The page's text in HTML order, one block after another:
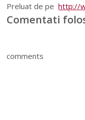
Preluat de pehttp://
Comentati
comments